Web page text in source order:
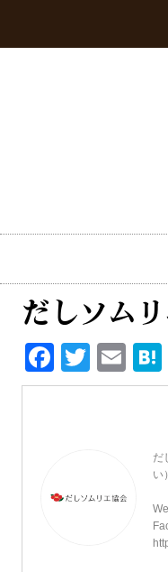
だしソム
だ
い）